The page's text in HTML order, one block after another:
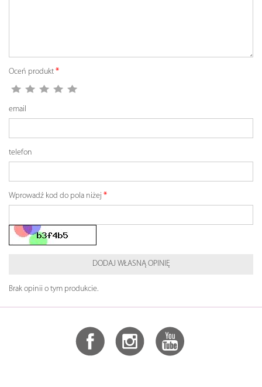
Oceń produkt
email
telefon
Wprowadź kod do pola niżej
DODAJ WŁASNĄ OPINIĘ
Brak opinii o tym produkcie.